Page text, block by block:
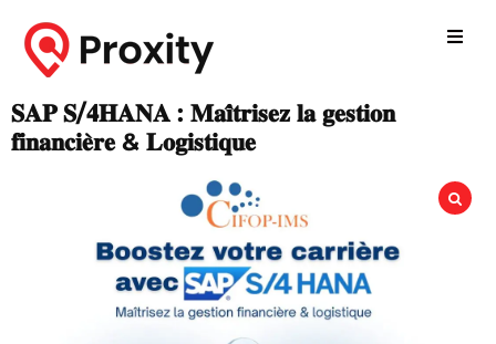
𝐒𝐀𝐏 𝐒/𝟒𝐇𝐀𝐍𝐀 : 𝐌𝐚𝐢̂𝐭𝐫𝐢𝐬𝐞𝐳 𝐥𝐚 𝐠𝐞𝐬𝐭𝐢𝐨𝐧
𝐟𝐢𝐧𝐚𝐧𝐜𝐢𝐞̀𝐫𝐞 & 𝐋𝐨𝐠𝐢𝐬𝐭𝐢𝐪𝐮𝐞